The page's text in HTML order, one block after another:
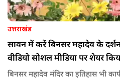
उत्तराखंड
सावन में करें बिनसर महादेव के
वीडियो सोशल मीडिया पर शेयर
बिनसर महादेव मंदिर का इतिहास भी